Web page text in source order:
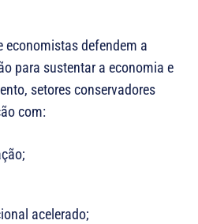
economistas defendem a
para sustentar a economia e
setores conservadores
com:
acelerado;